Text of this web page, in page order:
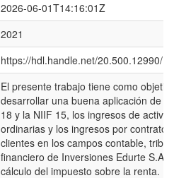
2026-06-01T14:16:01Z
2021
https://hdl.handle.net/20.500.12990/
El presente trabajo tiene como
desarrollar una buena aplicación de
18 y la NIIF 15, los ingresos de
ordinarias y los ingresos por
clientes en los campos contable,
financiero de Inversiones Edurte
cálculo del impuesto sobre la renta.